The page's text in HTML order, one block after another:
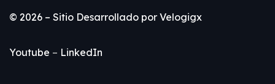
© 2026 – Sitio Desarrollado por Velogigx
Youtube – LinkedIn